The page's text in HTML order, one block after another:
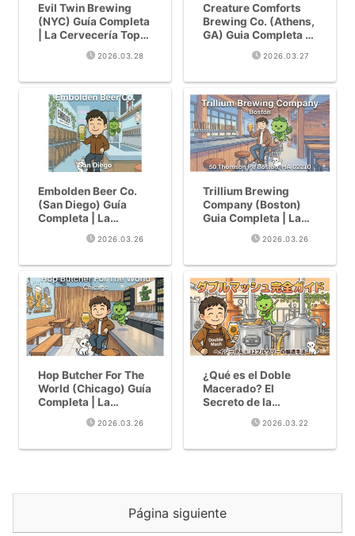
Evil Twin Brewing
(NYC) Guía Completa
| La Cervecería Top
10 Mundial del
Rebelde Gemelo
2026.03.28
Creature Comforts
Brewing Co. (Athens,
GA) Guia Completa |
Untappd 4.0, 100K+
Resenas — La
Japon
2026.03.27
Embolden Beer Co.
(San Diego) Guía
Completa | La
primera Matcha Hazy
IPA del mundo: Serie
2026.03.26
Trillium Brewing
Company (Boston)
Guia Completa | La
Legendaria
Cerveceria Hazy IPA
Japon
2026.03.26
Hop Butcher For The
World (Chicago) Guía
Completa | La
Cervecería IPA con
4.14 en Untappd
2026.03.26
¿Qué es el Doble
Macerado? El
Secreto de la
Elaboración de Hazy
IPA [Comparación de
2026.03.22
Página siguiente